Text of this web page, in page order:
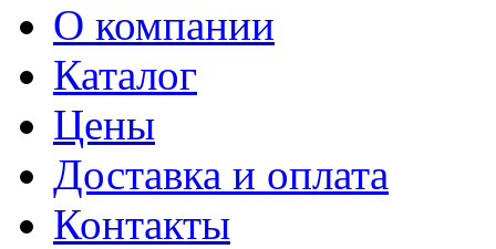
О компании
Каталог
Цены
Доставка и оплата
Контакты